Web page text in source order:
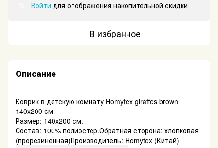
Войти для отображения накопительной скидки
В избранное
Описание
Коврик в детскую комнату Homytex giraffes brown
140х200 см
Размер: 140х200 см.
Состав: 100% полиэстер.Обратная сторона: хлопковая
(прорезиненная)Производитель: Homytex (Китай)